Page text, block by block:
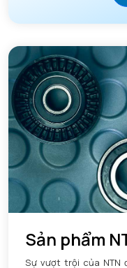
Sản phẩm
Sự vượt trội của NTN